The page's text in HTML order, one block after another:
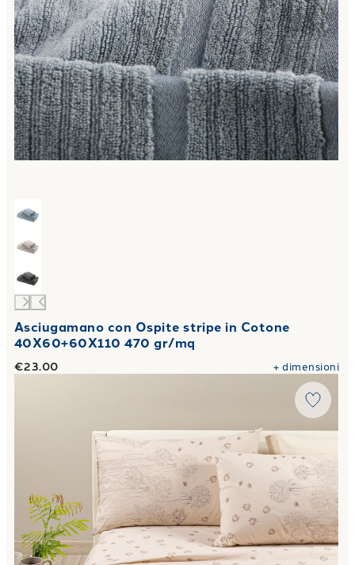
Asciugamano con Ospite stripe in Cotone
40X60+60X110 470 gr/mq
€23.00 +dimensioni
Completo Lenzuola countrychic in Cotone Tortora